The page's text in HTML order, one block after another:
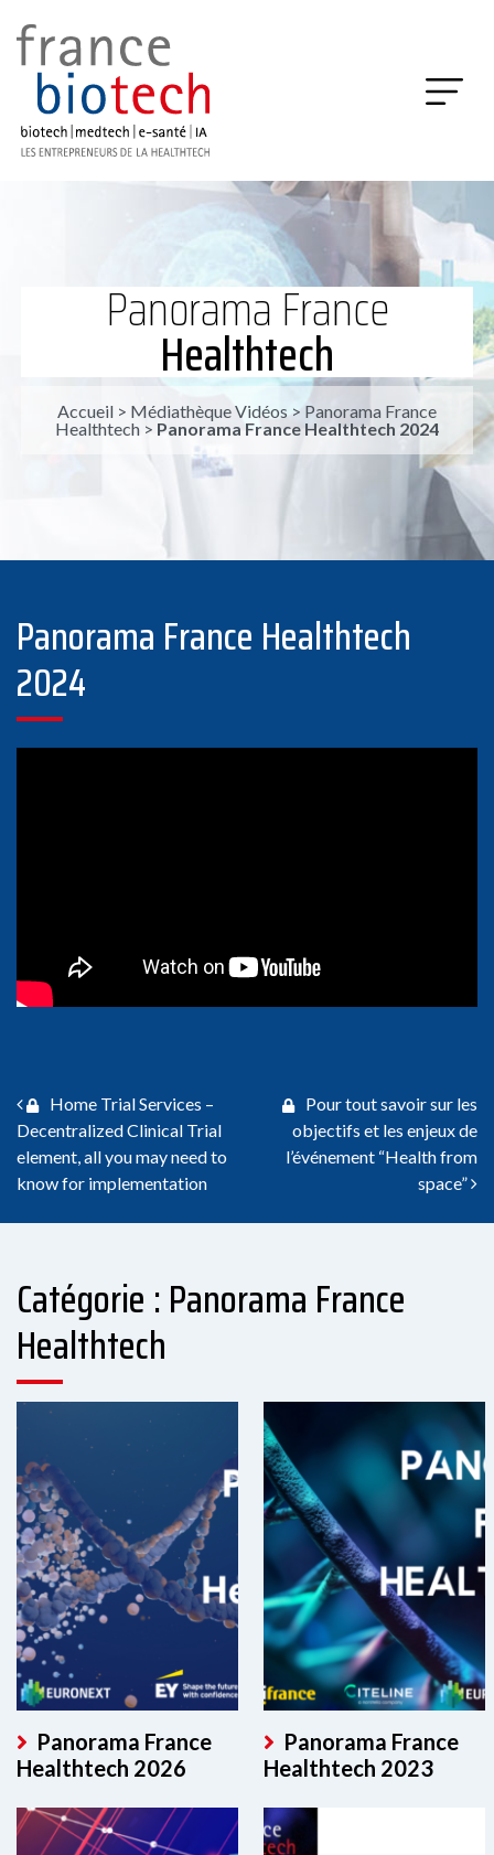
Panorama France
Healthtech
Accueil > Médiathèque Vidéos > Panorama France
Healthtech > Panorama France Healthtech 2024
Panorama France Healthtech
2024
Navigation des articles
Home Trial Services –
Decentralized Clinical Trial
element, all you may need to
know for implementation
Pour tout savoir sur les
objectifs et les enjeux de
l’événement “Health from
space”
Catégorie : Panorama France
Healthtech
Panorama France
Healthtech 2026
Panorama France
Healthtech 2023